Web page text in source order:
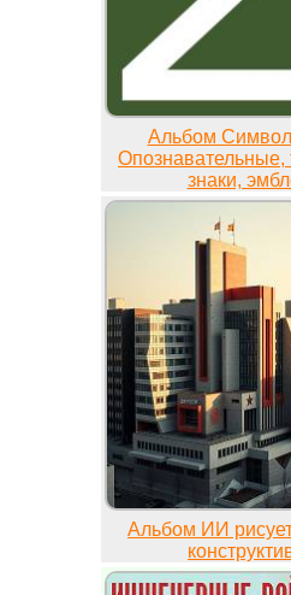
Альбом
Опознавательные,
знаки,
Альбом ИИ